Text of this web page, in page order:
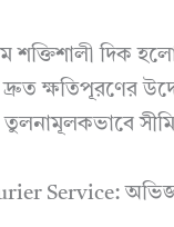
দিক হলো
ক্ষতিপূরণের
তুলনামূলকভাবে
Service: